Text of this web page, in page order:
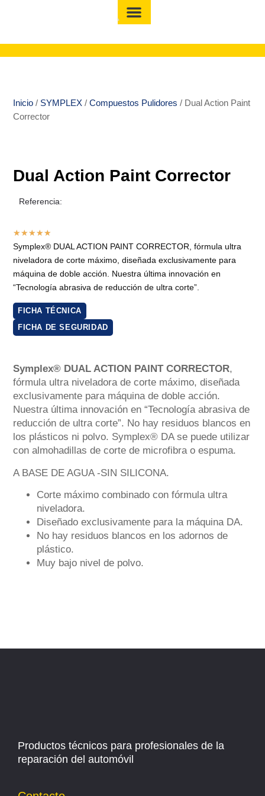
Inicio / SYMPLEX / Compuestos Pulidores / Dual Action Paint
Corrector
Dual Action Paint Corrector
Referencia:
★★★★★
Symplex® DUAL ACTION PAINT CORRECTOR, fórmula ultra
niveladora de corte máximo, diseñada exclusivamente para
máquina de doble acción. Nuestra última innovación en
“Tecnología abrasiva de reducción de ultra corte”.
FICHA TÉCNICA
FICHA DE SEGURIDAD
Symplex® DUAL ACTION PAINT CORRECTOR,
fórmula ultra niveladora de corte máximo, diseñada
exclusivamente para máquina de doble acción.
Nuestra última innovación en “Tecnología abrasiva de
reducción de ultra corte”. No hay residuos blancos en
los plásticos ni polvo. Symplex® DA se puede utilizar
con almohadillas de corte de microfibra o espuma.
A BASE DE AGUA -SIN SILICONA.
Corte máximo combinado con fórmula ultra
niveladora.
Diseñado exclusivamente para la máquina DA.
No hay residuos blancos en los adornos de
plástico.
Muy bajo nivel de polvo.
Productos técnicos para profesionales de la
reparación del automóvil